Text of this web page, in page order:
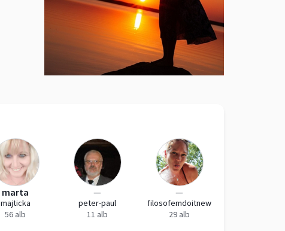
marta
majticka
56 alb
—
peter-paul
11 alb
—
filosofemdoitnew
29 alb